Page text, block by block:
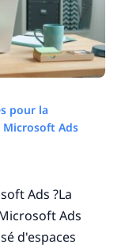
pour la
Ads
Ads ?La
Ads
d'espaces